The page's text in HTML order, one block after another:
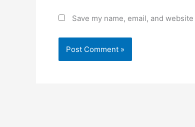
Save my name, email, and